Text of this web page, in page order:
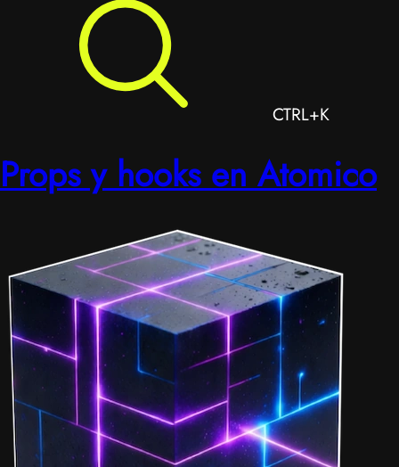
CTRL+K
Props y hooks en Atomico